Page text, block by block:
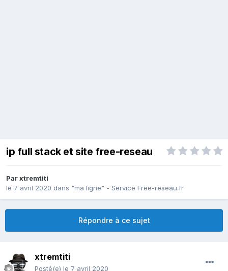
ip full stack et site free-reseau
Parxtremtiti
le 7 avril 2020 dans "ma ligne" - Service Free-reseau.fr
Répondre à ce sujet
xtremtiti
Posté(e) le 7 avril 2020